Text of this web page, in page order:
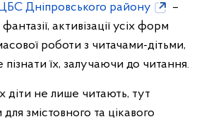
ЦБС Дніпровського району
–
активізації усіх форм
роботи з читачами-дітьми,
їх, залучаючи до читання.
діти не лише читають, тут
змістовного та цікавого